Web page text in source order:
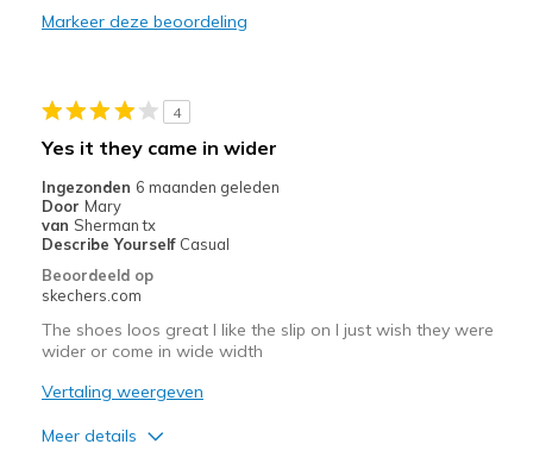
Bungee laces resolve my issues
Width
Sizing
Feels true to size
View On Shoes
Markeer deze beoordeling
4
Yes it they came in wider
Ingezonden 6 maanden geleden
Door Mary
van Sherman tx
Describe Yourself Casual
Beoordeeld op
skechers.com
The shoes loos great I like the slip on I just wish they were
wider or come in wide width
Vertaling weergeven
Meer details